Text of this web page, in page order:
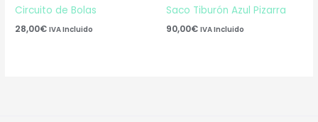
Circuito de Bolas
28,00€ IVA Incluido
Saco Tiburón Azul Pizarra
90,00€ IVA Incluido